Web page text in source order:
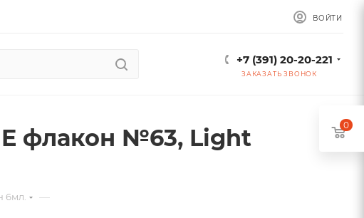
ВОЙТИ
+7 (391) 20-20-221
ЗАКАЗАТЬ ЗВОНОК
флакон №63, Light
6мл. —
0